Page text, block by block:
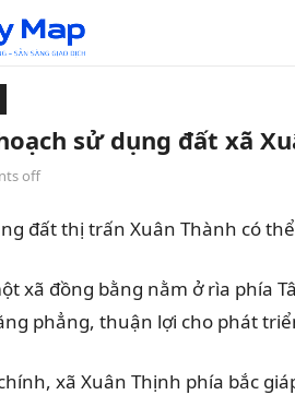
sử dụng đất xã
off
đất thị trấn Xuân Thành có
xã đồng bằng nằm ở rìa phía
phẳng, thuận lợi cho phát
xã Xuân Thịnh phía bắc